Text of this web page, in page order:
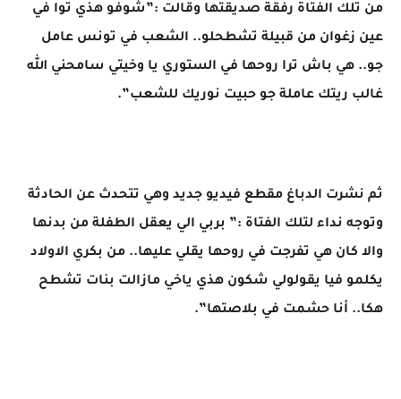
من تلك الفتاة رفقة صديقتها وقالت :”شوفو هذي توا في
عين زغوان من قبيلة تشطحلو.. الشعب في تونس عامل
جو.. هي باش ترا روحها في الستوري يا وخيتي سامحني الله
غالب ريتك عاملة جو حبيت نوريك للشعب”.
ثم نشرت الدباغ مقطع فيديو جديد وهي تتحدث عن الحادثة
وتوجه نداء لتلك الفتاة :” بربي الي يعقل الطفلة من بدنها
والا كان هي تفرجت في روحها يقلي عليها.. من بكري الاولاد
يكلمو فيا يقولولي شكون هذي ياخي مازالت بنات تشطح
هكا.. أنا حشمت في بلاصتها”.